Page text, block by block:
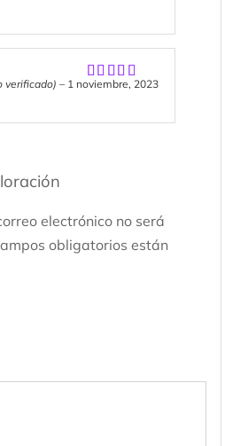
Valorado
verificado) – 1 noviembre, 2023
electrónico no será
obligatorios están